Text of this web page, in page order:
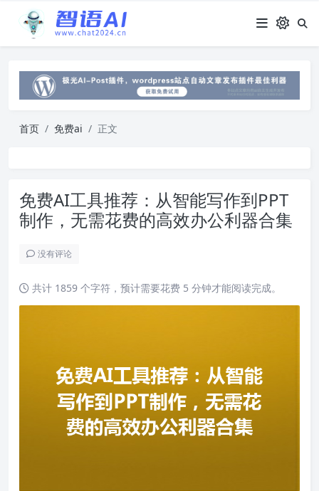
首页 免费ai 正文
免费AI工具推荐：从智能写作到PPT
制作，无需花费的高效办公利器合集
没有评论
共计 1859 个字符，预计需要花费 5 分钟才能阅读完成。